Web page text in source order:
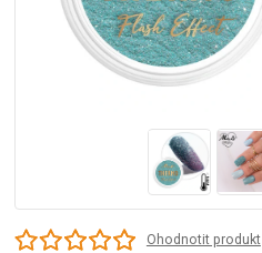
Ohodnotit produkt